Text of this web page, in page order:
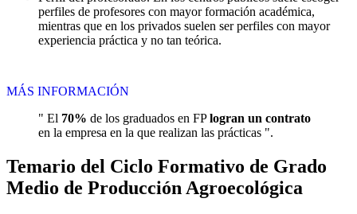
perfiles de profesores con mayor formación académica,
mientras que en los privados suelen ser perfiles con mayor
experiencia práctica y no tan teórica.
MÁS INFORMACIÓN
" El 70% de los graduados en FPlogran un contrato
en la empresa en la que realizan las prácticas ".
Temario del Ciclo Formativo de Grado
Medio de Producción Agroecológica